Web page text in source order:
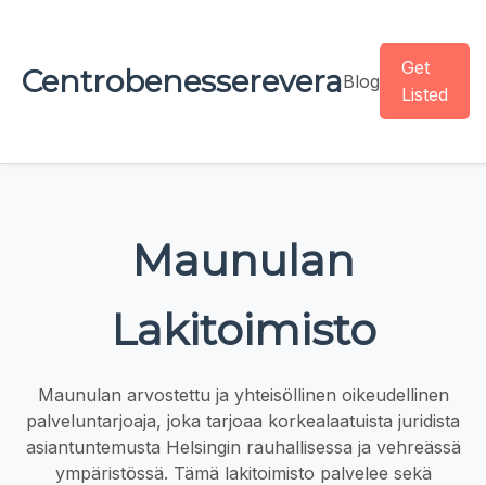
CentrobenessereveraBlog
Get
Listed
Maunulan
Lakitoimisto
Maunulan arvostettu ja yhteisöllinen oikeudellinen
palveluntarjoaja, joka tarjoaa korkealaatuista juridista
asiantuntemusta Helsingin rauhallisessa ja vehreässä
ympäristössä. Tämä lakitoimisto palvelee sekä